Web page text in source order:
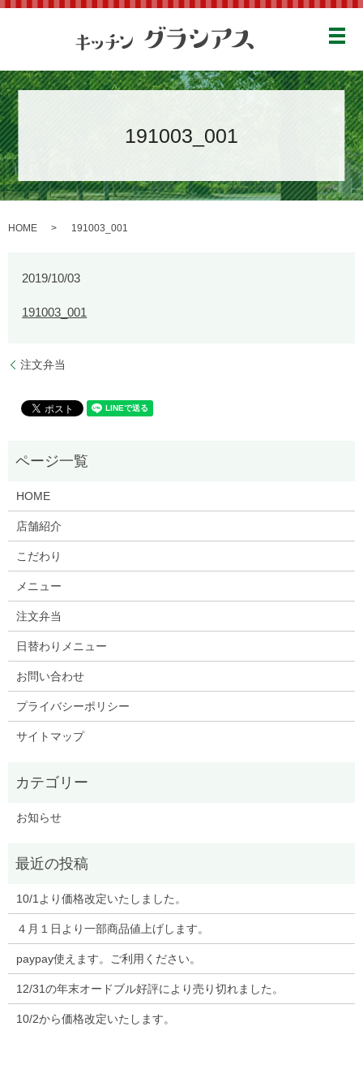
メ
191003_001
HOME 191003_001
2019/10/03
191003_001
注文弁当
HOME
店舗紹介
こだわり
メニュー
注文弁当
日替わりメニュー
お問い合わせ
プライバシーポリシー
サイトマップ
お知らせ
10/1より価格改定いたしました。
４月１日より一部商品値上げします。
paypay使えます。ご利用ください。
12/31の年末オードブル好評により売り切れました。
10/2から価格改定いたします。